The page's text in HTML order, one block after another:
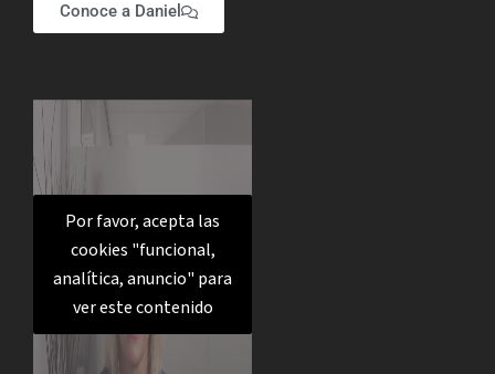
Conoce a Daniel
Por favor, acepta las
cookies "funcional,
analítica, anuncio" para
ver este contenido